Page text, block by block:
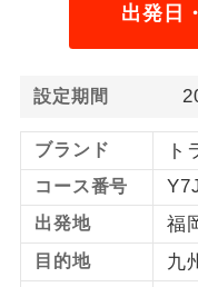
出発日
設定期間
ブランド ト
コース番号
出発地 福
目的地 九
女性限定
年齢制限あり